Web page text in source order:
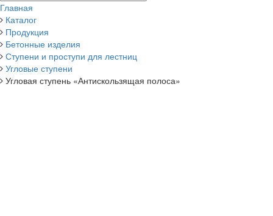
Главная
Каталог
Продукция
Бетонные изделия
Ступени и проступи для лестниц
Угловые ступени
Угловая ступень «Антискользящая полоса»